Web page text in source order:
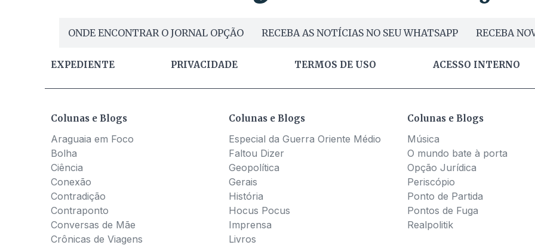
ONDE ENCONTRAR O JORNAL OPÇÃO RECEBA AS NOTÍCIAS NO SEU WHATSAPP RECEBA
EXPEDIENTE PRIVACIDADE TERMOS DE USO ACESSO INTERNO
Colunas e Blogs
Araguaia em Foco
Bolha
Ciência
Conexão
Contradição
Contraponto
Conversas de Mãe
Crônicas de Viagens
Colunas e Blogs
Especial da Guerra Oriente Médio
Faltou Dizer
Geopolítica
Gerais
História
Hocus Pocus
Imprensa
Livros
Colunas e Blogs
Música
O mundo bate à porta
Opção Jurídica
Periscópio
Ponto de Partida
Pontos de Fuga
Realpolitik